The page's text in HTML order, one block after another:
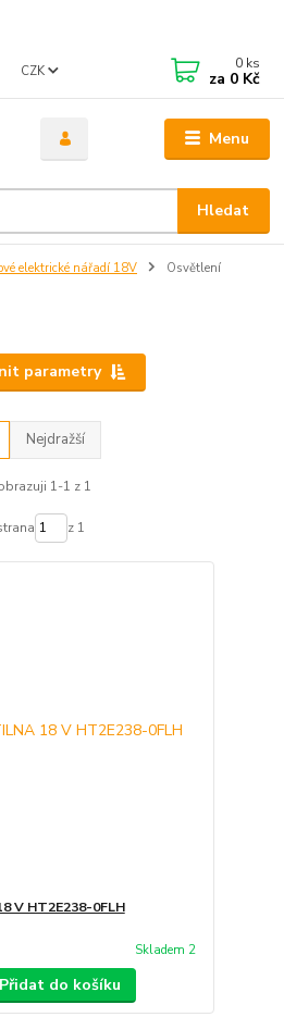
Menu
CZK
Hledat
0 ks
za 0 Kč
elektrické nářadí 18V Osvětlení
parametry
Nejdražší
1-1 z 1
z 1
V HT2E238-0FLH
Skladem 2
Přidat do košíku